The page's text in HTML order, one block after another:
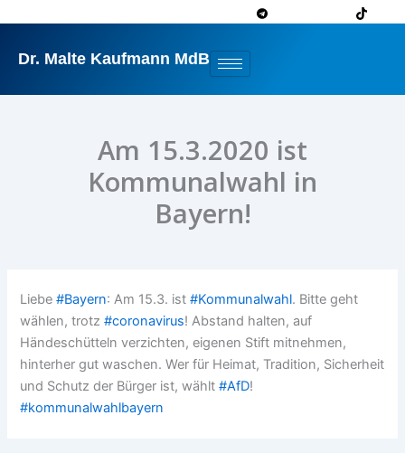
springen
Dr. Malte Kaufmann MdB
Am 15.3.2020 ist
Kommunalwahl in
Bayern!
Liebe#Bayern: Am 15.3. ist#Kommunalwahl. Bitte geht
wählen, trotz#coronavirus! Abstand halten, auf
Händeschütteln verzichten, eigenen Stift mitnehmen,
hinterher gut waschen. Wer für Heimat, Tradition, Sicherheit
und Schutz der Bürger ist, wählt#AfD!
#kommunalwahlbayern